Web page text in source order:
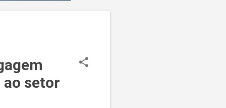
ao setor